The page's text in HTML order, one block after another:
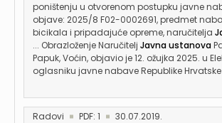
poništenju u otvorenom postupku javne
objave: 2025/8 F02-0002691, predmet
bicikala i pripadajuće opreme, naručitelja
... Obrazloženje Naručitelj Javna ustanova
Papuk, Voćin, objavio je 12. ožujka 2025. u
oglasniku javne nabave Republike Hrvatske
Radovi PDF: 1 30.07.2019.